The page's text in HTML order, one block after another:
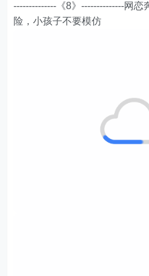
--------------《8》--------------网
险，小孩子不要模仿